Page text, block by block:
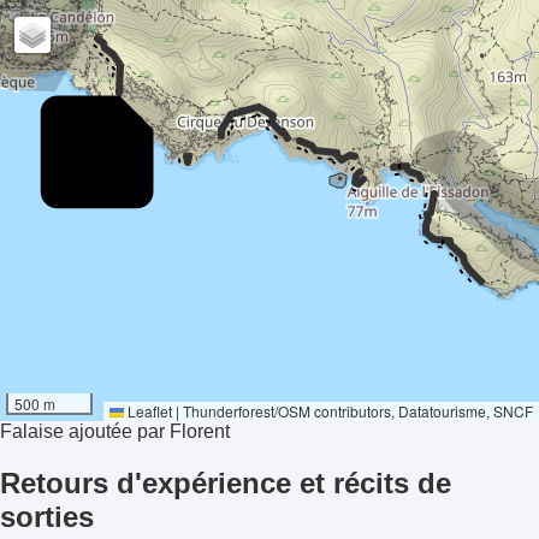
50°
Ensoleillement
- - - - -
- - - - - - - - -
- - - - - -
- - - - -
- - -
- - - - - - -
500 m Leaflet | Thunderforest/OSM contributors, Datatourisme, SNCF
Falaise ajoutée par Florent
Retours d'expérience et récits de
sorties